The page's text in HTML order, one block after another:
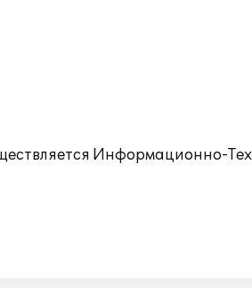
Информационно-